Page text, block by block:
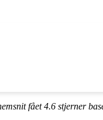
fået4.6 stjerner